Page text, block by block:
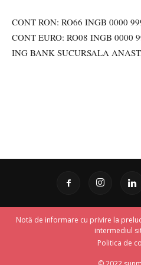
CONT RON: RO66 INGB 0000
CONT EURO: RO08 INGB 0000
ING BANK SUCURSALA
Notă de informare cu privire la
intermediul
Politica de